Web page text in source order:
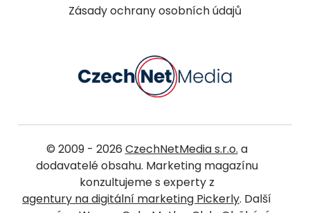
Zásady ochrany osobních údajů
© 2009 - 2026 CzechNetMedia s.r.o. a
dodavatelé obsahu. Marketing magazínu
konzultujeme s experty z
agentury na digitální marketing Pickerly. Další